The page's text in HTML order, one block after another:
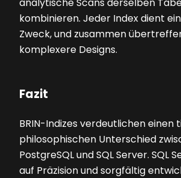
kombinieren. Jeder Index dient
Zweck, und zusammen
komplexere Designs.
Fazit
BRIN-Indizes verdeutlichen einen
philosophischen Unterschied
PostgreSQL und SQL Server. SQL
auf Präzision und sorgfältig